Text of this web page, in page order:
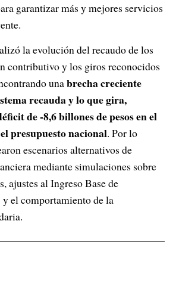
garantizar más y mejores servicios
la evolución del recaudo de los
contributivo y los giros reconocidos
unabrecha creciente
recauda y lo que gira,
de -8,6 billones de pesos en el
presupuesto nacional. Por lo
escenarios alternativos de
mediante simulaciones sobre
ajustes al Ingreso Base de
el comportamiento de la